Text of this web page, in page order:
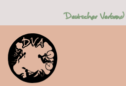
SKIP TO MAIN CONTENT